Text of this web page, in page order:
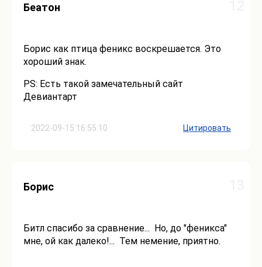
2022-09-15 16:55:10
Беатон
Борис как птица феникс воскрешается. Это
хороший знак.
PS: Есть такой замечательный сайт
Девиантарт
Цитировать
Борис
Битл спасибо за сравнение... Но, до "феникса"
мне, ой как далеко!... Тем немение, приятно.